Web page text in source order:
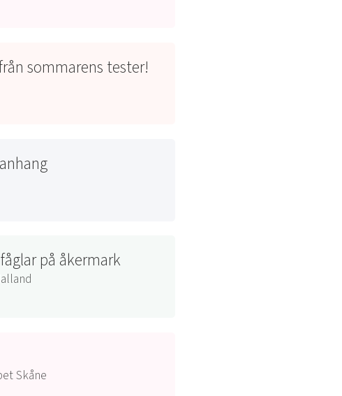
sommarens tester!
på åkermark
Skåne